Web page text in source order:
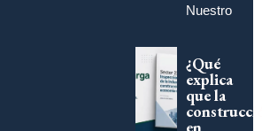
Nuestro
¿Qué
explica
que la